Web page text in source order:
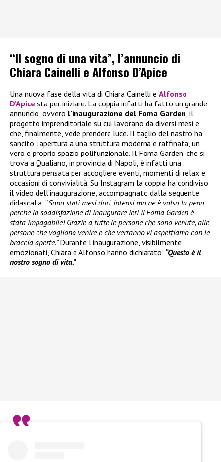
“Il sogno di una vita”, l’annuncio di
Chiara Cainelli e Alfonso D’Apice
Una nuova fase della vita di Chiara Cainelli e Alfonso
D’Apice sta per iniziare. La coppia infatti ha fatto un grande
annuncio, ovvero l’inaugurazione del Foma Garden , il
progetto imprenditoriale su cui lavorano da diversi mesi e
che, finalmente, vede prendere luce. Il taglio del nastro ha
sancito l’apertura a una struttura moderna e raffinata, un
vero e proprio spazio polifunzionale. Il Foma Garden, che si
trova a Qualiano, in provincia di Napoli, è infatti una
struttura pensata per accogliere eventi, momenti di relax e
occasioni di convivialità. Su Instagram la coppia ha condiviso
il video dell’inaugurazione, accompagnato dalla seguente
didascalia: “Sono stati mesi duri, intensi ma ne è valsa la pena
perché la soddisfazione di inaugurare ieri il Foma Garden è
stata impagabile! Grazie a tutte le persone che sono venute, alle
persone che vogliono venire e che verranno vi aspettiamo con le
braccia aperte.”Durante l’inaugurazione, visibilmente
emozionati, Chiara e Alfonso hanno dichiarato: “Questo è il
nostro sogno di vita.”